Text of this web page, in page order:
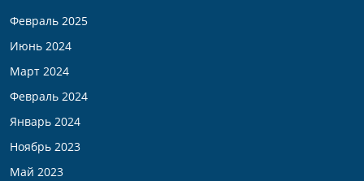
Февраль 2025
Июнь 2024
Март 2024
Февраль 2024
Январь 2024
Ноябрь 2023
Май 2023